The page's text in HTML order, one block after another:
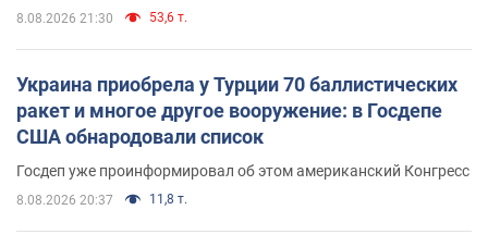
8.08.2026 21:30 53,6 т.
Украина приобрела у Турции 70 баллистических
ракет и многое другое вооружение: в Госдепе
США обнародовали список
Госдеп уже проинформировал об этом американский Конгресс
8.08.2026 20:37 11,8 т.